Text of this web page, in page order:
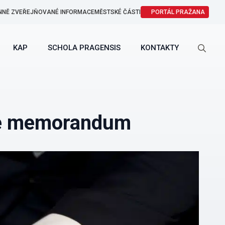
ZVEŘEJŇOVANÉ INFORMACEMĚSTSKÉ ČÁSTI PORTÁL PRAŽANA
KAP SCHOLA PRAGENSIS KONTAKTY